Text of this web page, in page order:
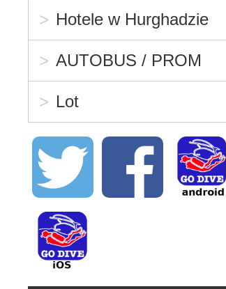
Hotele w Hurghadzie
AUTOBUS / PROM
Lot